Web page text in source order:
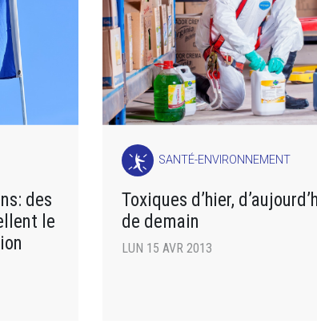
des
le
SANTÉ-ENVIRONNEMENT
Toxiques d’hier,
de demain
LUN 15 AVR 2013